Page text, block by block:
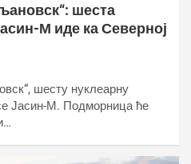
шеста
М иде ка Северној
шесту нуклеарну
Јасин-М. Подморница ће